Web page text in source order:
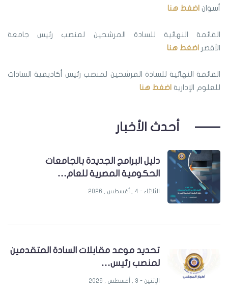
أسوان اضغط هنا
القائمة النهائية للسادة المرشحين لمنصب رئيس جامعة
الأقصر اضغط هنا
القائمة النهائية للسادة المرشحين لمنصب رئيس أكاديمية السادات
للعلوم الإدارية اضغط هنا
أحدث الأخبار
دليل البرامج الجديدة بالجامعات
الحكومية المصرية للعام…
الثلاثاء - 4 , أغسطس , 2026
تحديد موعد مقابلات السادة المتقدمين
لمنصب رئيس…
الإثنين - 3 , أغسطس , 2026